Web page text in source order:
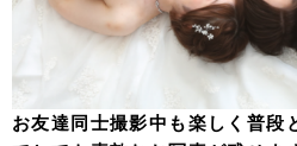
お友達同士撮影中も楽しく普段